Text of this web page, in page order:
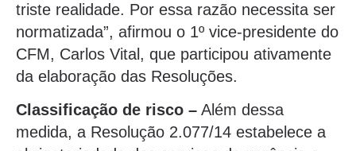
triste realidade. Por essa razão necessita ser
normatizada”, afirmou o 1º vice-presidente do
CFM, Carlos Vital, que participou ativamente
da elaboração das Resoluções.
Classificação de risco – Além dessa
medida, a Resolução 2.077/14 estabelece a